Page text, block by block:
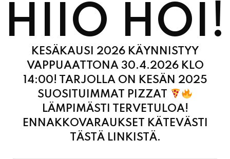
HIIO HOI!
KESÄKAUSI 2026 KÄYNNISTYY
VAPPUAATTONA 30.4.2026 KLO
14:00! TARJOLLA ON KESÄN 2025
SUOSITUIMMAT PIZZAT
LÄMPIMÄSTI TERVETULOA!
ENNAKKOVARAUKSET KÄTEVÄSTI
TÄSTÄ LINKISTÄ.